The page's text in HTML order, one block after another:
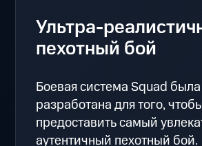
Ультра-
пехотный бой
Боевая система Squad была
разработана для того,
предоставить самый
аутентичный пехотный бой.